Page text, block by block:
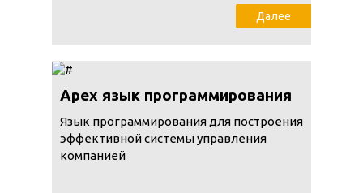
Далее
Apex язык программирования
Язык программирования для построения
эффективной системы управления
компанией